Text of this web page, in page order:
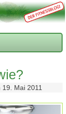
19. Mai 2011